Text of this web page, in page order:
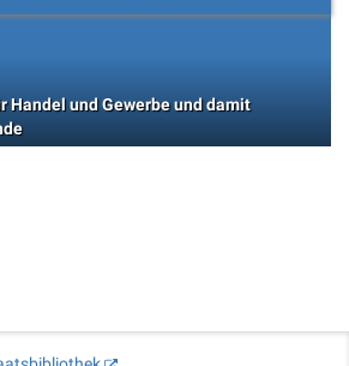
Handel und Gewerbe und damit